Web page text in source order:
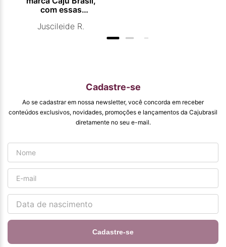
com essas
promocionais de
qualidade que vcs
entregam. Parabéns
#
pormaiscampanhaspromorcionais.
Juscileide R.
Cadastre-se
Ao se cadastrar em nossa newsletter, você concorda em receber
conteúdos exclusivos, novidades, promoções e lançamentos da Cajubrasil
diretamente no seu e-mail.
Cadastre-se